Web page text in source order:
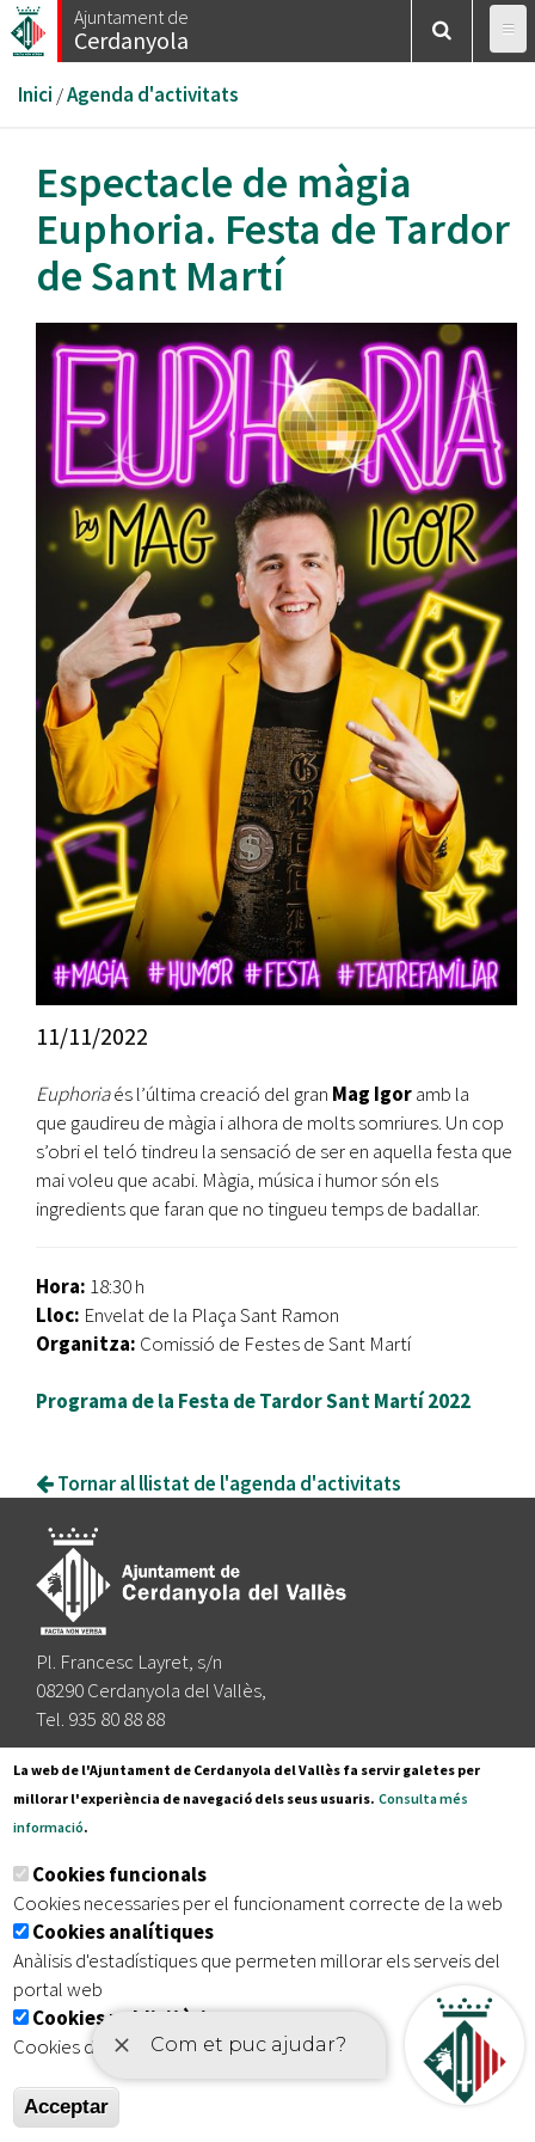
Vés
al
Ajuntament de
Cerdanyola
Esteu
aquí
Inici /Agenda d'activitats
Espectacle de màgia
Euphoria. Festa de Tardor
de Sant Martí
11/11/2022
Euphoriaés l’última creació del gran Mag Igoramb la
que gaudireu de màgia i alhora de molts somriures. Un cop
s’obri el teló tindreu la sensació de ser en aquella festa que
mai voleu que acabi. Màgia, música i humor són els
ingredients que faran que no tingueu temps de badallar.
Hora: 18:30 h
Lloc: Envelat de la Plaça Sant Ramon
Organitza: Comissió de Festes de Sant Martí
Programa de la Festa de Tardor Sant Martí 2022
Tornar al llistat de l'agenda d'activitats
Pl. Francesc Layret, s/n
08290 Cerdanyola del Vallès,
Tel. 935 80 88 88
Segueix-nos a:
Subscriu-te al nostre butlletí
Inici | Avís legal | Protecció de dades
| Accessibilitat
La web de l'Ajuntament de Cerdanyola del Vallès fa servir galetes per
millorar l'experiència de navegació dels seus usuaris. Consulta més
informació.
Cookies funcionals
Cookies necessaries per el funcionament correcte de la web
Cookies analítiques
Anàlisis d'estadístiques que permeten millorar els serveis del
portal web
Cookies publicitàries
Cookies de tercers amb finalitat publicitària
Acceptar